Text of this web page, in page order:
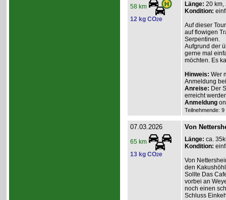
58 km
12 kg CO2e
Länge: 20 km,
Kondition:
Auf dieser
auf flowigen
Serpentinen.
Aufgrund der
gerne mal
möchten. Es
Hinweis: Wer
Anmeldung
Anreise: Der
erreicht
Anmeldung
Teilnehmende:
07.03.2026
65 km
13 kg CO2e
Von
Länge: ca.
Kondition:
Von
den
Sollte Das
vorbei an
noch einen
Schluss